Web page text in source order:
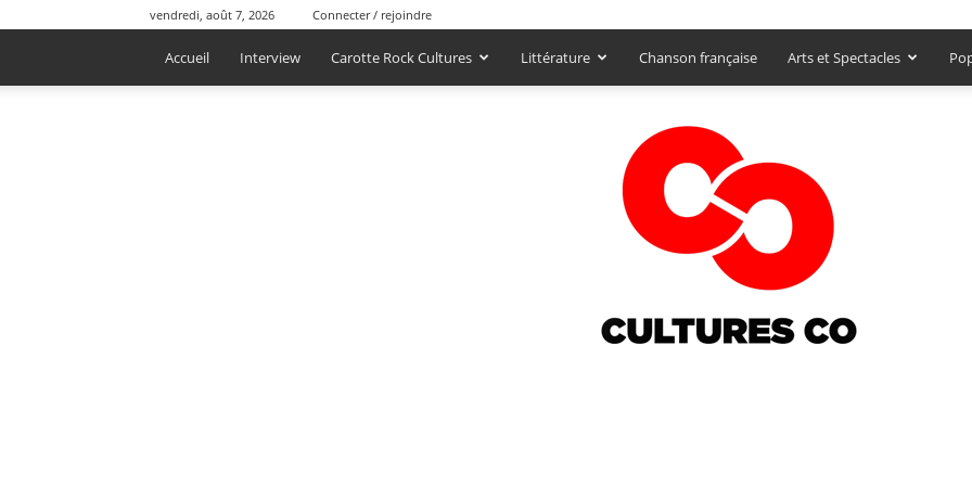
vendredi, août 7, 2026 Connecter / rejoindre
Accueil Interview Carotte Rock Cultures Littérature Chanson française Arts et Spectacles